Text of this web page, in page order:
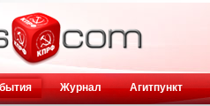
Журнал Агитпункт